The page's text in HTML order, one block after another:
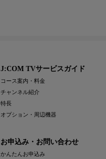
J:COM TVサービスガイド
コース案内・料金
チャンネル紹介
特長
オプション・周辺機器
お申込み・お問い合わせ
かんたんお申込み